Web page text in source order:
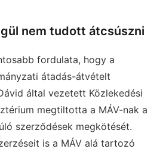
nem tudott átcsúszni
fordulata, hogy a
átadás-átvételt
által vezetett Közlekedési
megtiltotta a MÁV-nak a
szerződések megkötését.
is a MÁV alá tartozó